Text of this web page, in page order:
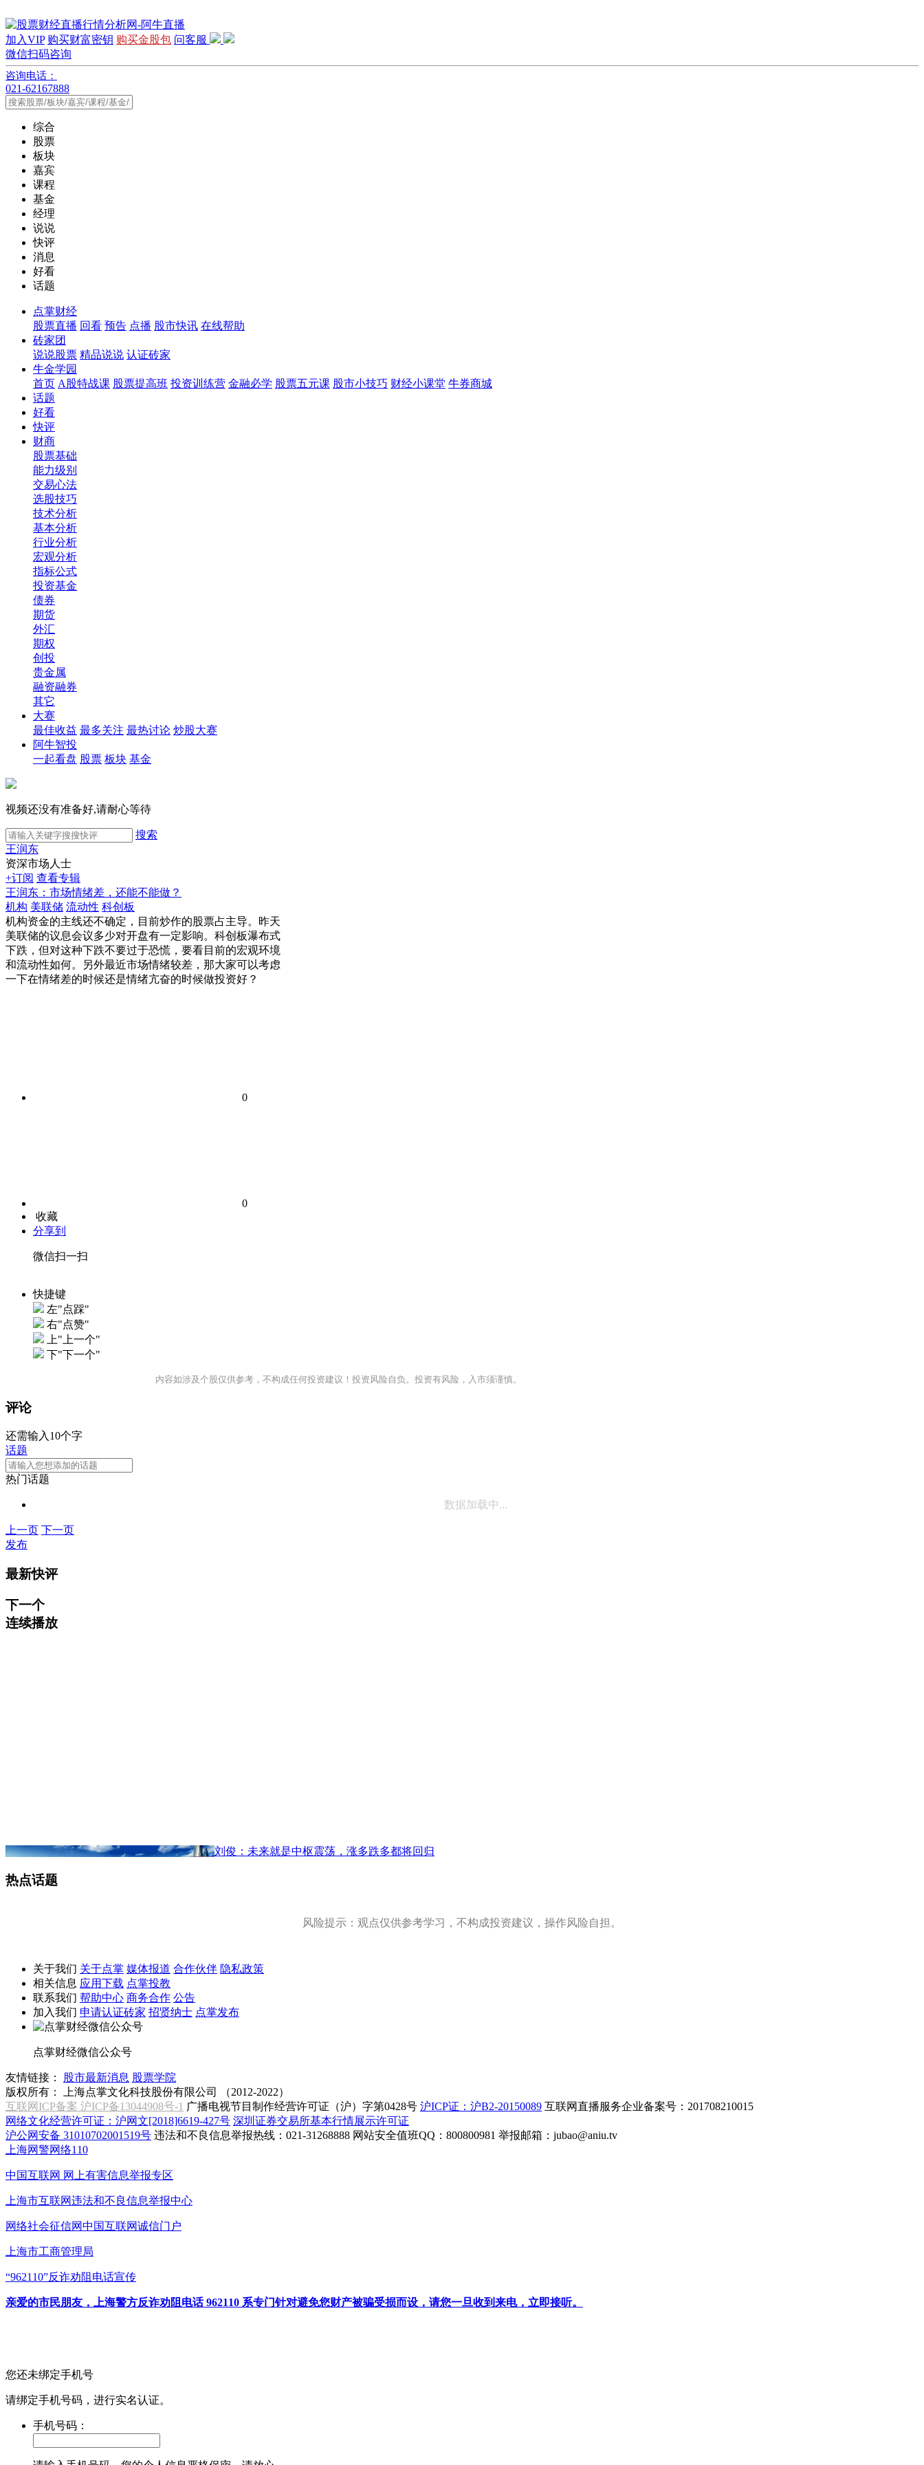
加入VIP 购买财富密钥 购买金股包 问客服
微信扫码咨询
咨询电话：
021-62167888
综合
股票
板块
嘉宾
课程
基金
经理
说说
快评
消息
好看
话题
点掌财经
股票直播 回看 预告 点播 股市快讯 在线帮助
砖家团
说说股票 精品说说 认证砖家
牛金学园
首页 A股特战课 股票提高班 投资训练营 金融必学 股票五元课 股市小技巧 财经小课堂 牛券商城
话题
好看
快评
财商
股票基础
能力级别
交易心法
选股技巧
技术分析
基本分析
行业分析
宏观分析
指标公式
投资基金
债券
期货
外汇
期权
创投
贵金属
融资融券
其它
大赛
最佳收益 最多关注 最热讨论 炒股大赛
阿牛智投
一起看盘 股票 板块 基金
视频还没有准备好,请耐心等待
搜索
王润东
资深市场人士
+订阅 查看专辑
王润东：市场情绪差，还能不能做？
机构 美联储 流动性 科创板
机构资金的主线还不确定，目前炒作的股票占主导。昨天
美联储的议息会议多少对开盘有一定影响。科创板瀑布式
下跌，但对这种下跌不要过于恐慌，要看目前的宏观环境
和流动性如何。另外最近市场情绪较差，那大家可以考虑
一下在情绪差的时候还是情绪亢奋的时候做投资好？
0
0
收藏
分享到
微信扫一扫
快捷键
左"点踩"
右"点赞"
上"上一个"
下"下一个"
内容如涉及个股仅供参考，不构成任何投资建议！投资风险自负。投资有风险，入市须谨慎。
评论
还需输入10个字
话题
热门话题
数据加载中...
上一页 下一页
发布
最新快评
下一个
连续播放
刘俊：未来就是中枢震荡，涨多跌多都将回归
热点话题
风险提示：观点仅供参考学习，不构成投资建议，操作风险自担。
关于我们 关于点掌 媒体报道 合作伙伴 隐私政策
相关信息 应用下载 点掌投教
联系我们 帮助中心 商务合作 公告
加入我们 申请认证砖家 招贤纳士 点掌发布
点掌财经微信公众号
友情链接： 股市最新消息 股票学院
版权所有：
上海点掌文化科技股份有限公司 （2012-2022）
互联网ICP备案 沪ICP备13044908号-1 广播电视节目制作经营许可证（沪）字第0428号 沪ICP证：沪B2-20150089 互联网直播服务企业备案号：201708210015
网络文化经营许可证：沪网文[2018]6619-427号 深圳证券交易所基本行情展示许可证
沪公网安备 31010702001519号 违法和不良信息举报热线：021-31268888 网站安全值班QQ：800800981 举报邮箱： jubao@aniu.tv
上海网警网络110
中国互联网 网上有害信息举报专区
上海市互联网违法和不良信息举报中心
网络社会征信网中国互联网诚信门户
上海市工商管理局
“962110”反诈劝阻电话宣传
亲爱的市民朋友，上海警方反诈劝阻电话 962110 系专门针对避免您财产被骗受损而设，请您一旦收到来电，立即接听。
您还未绑定手机号
请绑定手机号码，进行实名认证。
手机号码：